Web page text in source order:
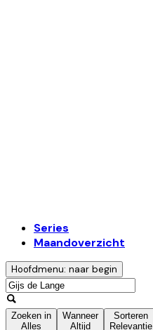
Series
Maandoverzicht
Hoofdmenu: naar begin
Zoeken in
Alles
Wanneer
Altijd
Sorteren
Relevantie